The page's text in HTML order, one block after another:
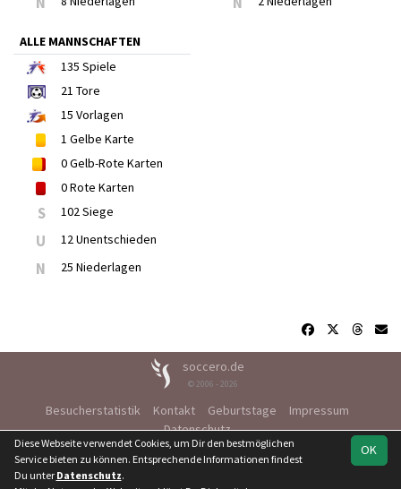
ALLE MANNSCHAFTEN
135 Spiele
21 Tore
15 Vorlagen
1 Gelbe Karte
0Gelb-Rote Karten
0Rote Karten
S 102 Siege
U 12 Unentschieden
N 25 Niederlagen
soccero.de
© 2006 - 2026
Besucherstatistik Kontakt Geburtstage
Impressum
Datenschutz
OK
Diese Webseite verwendet Cookies, um Dir den bestmöglichen
Service bieten zu können. Entsprechende Informationen findest
Du unter Datenschutz.